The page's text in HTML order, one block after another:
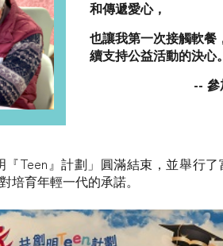
和傳遞愛心，
也讓我第一次接觸軟餐
續支持公益活動的決心。
-- 參
Teen』計劃」圓滿結束，並舉行了
培育年輕一代的承諾。